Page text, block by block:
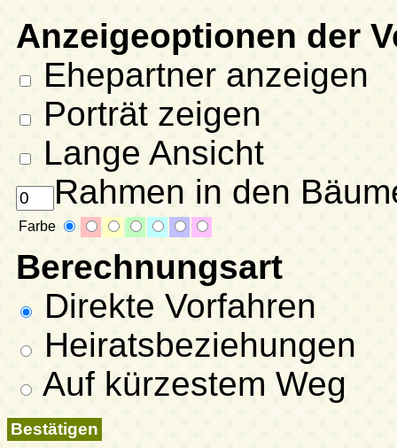
Anzeigeoptionen der
Ehepartner anzeigen
Porträt zeigen
Lange Ansicht
Rahmen in den
Farbe
Berechnungsart
Direkte Vorfahren
Heiratsbeziehungen
Auf kürzestem Weg